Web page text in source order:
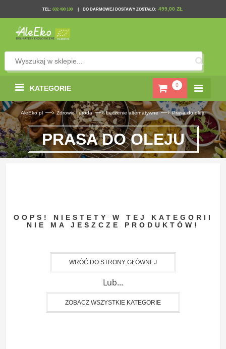
TEL: 602 490 100 DO DARMOWEJ DOSTAWY ZOSTAŁO: 499,00 ZŁ
0
KATEGORIE
AleEko.pl —› Zdrowie i uroda —› Leczenie alternatywne —› Prasa do oleju
PRASA DO OLEJU
OOPS! NIESTETY W TEJ KATEGORII
NIE MA JESZCZE PRODUKTÓW!
WRÓĆ DO STRONY GŁÓWNEJ
Lub...
ZOBACZ WSZYSTKIE KATEGORIE